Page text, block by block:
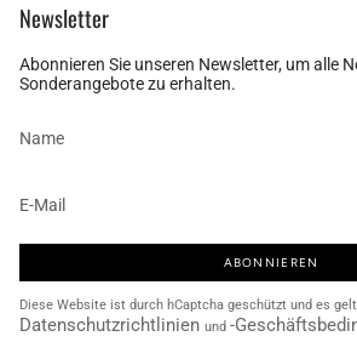
Newsletter
Abonnieren Sie unseren Newsletter, um alle
Sonderangebote zu erhalten.
ABONNIEREN
Diese Website ist durch hCaptcha geschützt und es
Datenschutzrichtlinien und -